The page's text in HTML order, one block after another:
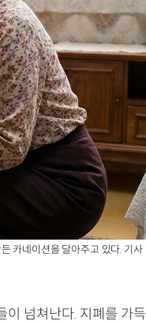
카네이션을 달아주고 있다. 기사
이 넘쳐난다. 지폐를 가득